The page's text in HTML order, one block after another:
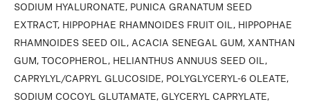
SODIUM HYALURONATE, PUNICA GRANATUM SEED
EXTRACT, HIPPOPHAE RHAMNOIDES FRUIT OIL, HIPPOPHAE
RHAMNOIDES SEED OIL, ACACIA SENEGAL GUM, XANTHAN
GUM, TOCOPHEROL, HELIANTHUS ANNUUS SEED OIL,
CAPRYLYL/CAPRYL GLUCOSIDE, POLYGLYCERYL-6 OLEATE,
SODIUM COCOYL GLUTAMATE, GLYCERYL CAPRYLATE,